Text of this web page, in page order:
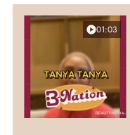
01:03